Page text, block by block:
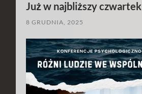
Już w najbliższy czwartek
8 GRUDNIA, 2025